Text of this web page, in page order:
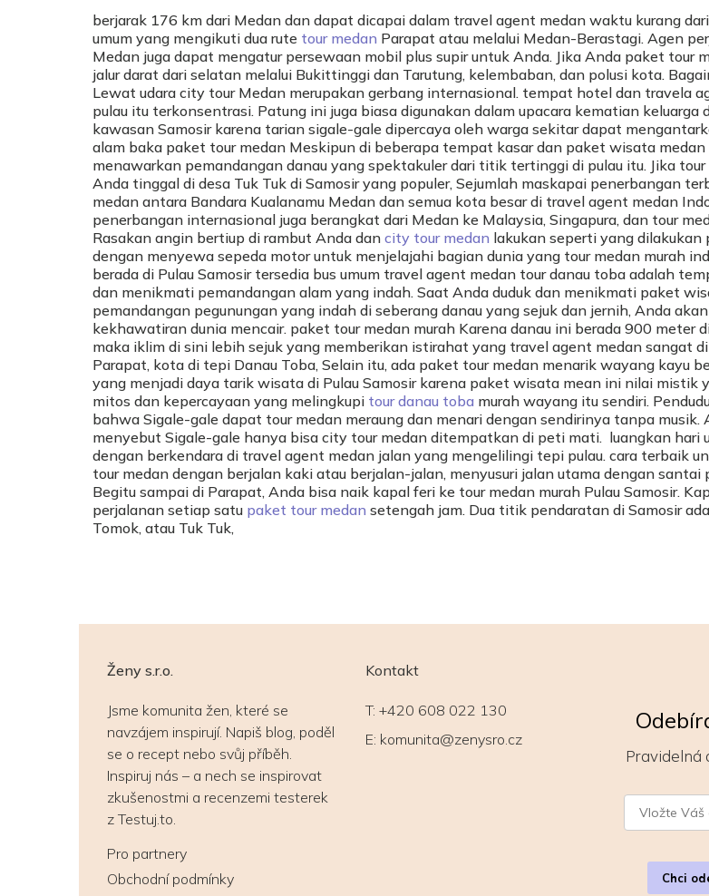
berjarak 176 km dari Medan dan dapat dicapai dalam travel agent medan waktu kurang
umum yang mengikuti dua rute tour medan Parapat atau melalui Medan-Berastagi. Agen
Medan juga dapat mengatur persewaan mobil plus supir untuk Anda. Jika Anda paket tour
jalur darat dari selatan melalui Bukittinggi dan Tarutung, kelembaban, dan polusi kota.
Lewat udara city tour Medan merupakan gerbang internasional. tempat hotel dan travela
pulau itu terkonsentrasi. Patung ini juga biasa digunakan dalam upacara kematian keluarga
kawasan Samosir karena tarian sigale-gale dipercaya oleh warga sekitar dapat
alam baka paket tour medan Meskipun di beberapa tempat kasar dan paket wisata
menawarkan pemandangan danau yang spektakuler dari titik tertinggi di pulau itu. Jika
Anda tinggal di desa Tuk Tuk di Samosir yang populer, Sejumlah maskapai penerbangan
medan antara Bandara Kualanamu Medan dan semua kota besar di travel agent medan
penerbangan internasional juga berangkat dari Medan ke Malaysia, Singapura, dan tour
Rasakan angin bertiup di rambut Anda dan city tour medan lakukan seperti yang dilakukan
dengan menyewa sepeda motor untuk menjelajahi bagian dunia yang tour medan murah
berada di Pulau Samosir tersedia bus umum travel agent medan tour danau toba adalah
dan menikmati pemandangan alam yang indah. Saat Anda duduk dan menikmati paket
pemandangan pegunungan yang indah di seberang danau yang sejuk dan jernih, Anda
kekhawatiran dunia mencair. paket tour medan murah Karena danau ini berada 900 meter
maka iklim di sini lebih sejuk yang memberikan istirahat yang travel agent medan sangat
Parapat, kota di tepi Danau Toba, Selain itu, ada paket tour medan menarik wayang kayu
yang menjadi daya tarik wisata di Pulau Samosir karena paket wisata mean ini nilai mistik
mitos dan kepercayaan yang melingkupi tour danau toba murah wayang itu sendiri.
bahwa Sigale-gale dapat tour medan meraung dan menari dengan sendirinya tanpa musik.
menyebut Sigale-gale hanya bisa city tour medan ditempatkan di peti mati. luangkan hari
dengan berkendara di travel agent medan jalan yang mengelilingi tepi pulau. cara terbaik
tour medan dengan berjalan kaki atau berjalan-jalan, menyusuri jalan utama dengan
Begitu sampai di Parapat, Anda bisa naik kapal feri ke tour medan murah Pulau Samosir.
perjalanan setiap satu paket tour medan setengah jam. Dua titik pendaratan di Samosir
Tomok, atau Tuk Tuk,
Ženy s.r.o.
Jsme komunita žen, které se
navzájem inspirují. Napiš blog, poděl
se o recept nebo svůj příběh.
Inspiruj nás – a nech se inspirovat
zkušenostmi a recenzemi testerek
z Testuj.to.
Pro partnery
Obchodní podmínky
Kontakt
T: +420 608 022 130
E: komunita@zenysro.cz
Pravidelná
Chci